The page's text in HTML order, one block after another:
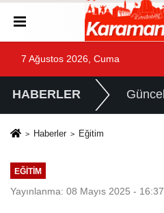
7 Ağustos 2026, Cuma
HABERLER Güncel
Haberler Eğitim
EĞITIM
Yayınlanma: 08 Mayıs 2025 - 16:37